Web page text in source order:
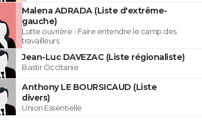
Malena ADRADA (Liste d'extrême-
gauche)
Lutte ouvrière - Faire entendre le camp des
travailleurs
Jean-Luc DAVEZAC (Liste régionaliste)
Bastir Occitanie
Anthony LE BOURSICAUD (Liste
divers)
Union Essentielle